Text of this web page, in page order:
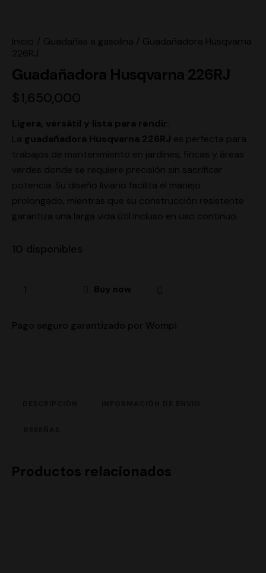
Inicio Guadañas a gasolina
Guadañadora Husqvarna
226RJ
Guadañadora Husqvarna 226RJ
$1,650,000
Ligera, versátil y lista para rendir.
La guadañadora Husqvarna 226RJ es perfecta para
trabajos de mantenimiento en jardines, fincas y áreas
verdes donde se requiere precisión sin sacrificar
potencia. Su diseño liviano facilita el manejo
prolongado, mientras que su construcción resistente
garantiza una larga vida útil incluso en uso continuo.
10 disponibles
Buy now
Pago seguro garantizado por Wompi
Productos relacionados